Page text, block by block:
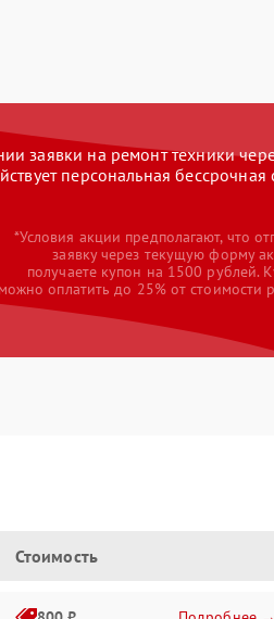
заявки на ремонт техники
персональная бессрочная
*Условия акции предполагают, что
заявку через текущую форму
получаете купон на 1500 рублей.
можно оплатить до 25% от стоимости
Стоимость